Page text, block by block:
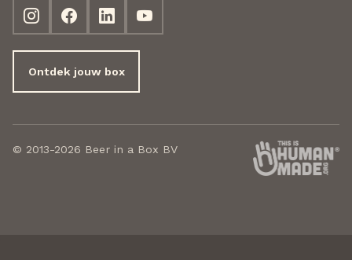
Ontdek jouw box
© 2013-2026 Beer in a Box BV